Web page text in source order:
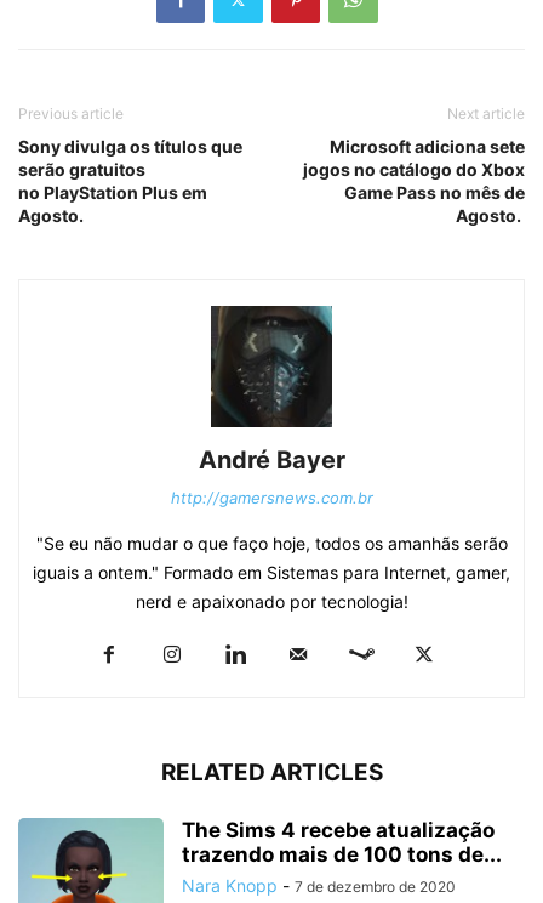
Previous article
Sony divulga os títulos que
serão gratuitos
no PlayStation Plus em
Agosto.
Next article
Microsoft adiciona sete
jogos no catálogo do Xbox
Game Pass no mês de
Agosto.
André Bayer
http://gamersnews.com.br
"Se eu não mudar o que faço hoje, todos os amanhãs serão
iguais a ontem." Formado em Sistemas para Internet, gamer,
nerd e apaixonado por tecnologia!
RELATED ARTICLES
The Sims 4 recebe atualização
trazendo mais de 100 tons de...
Nara Knopp - 7 de dezembro de 2020